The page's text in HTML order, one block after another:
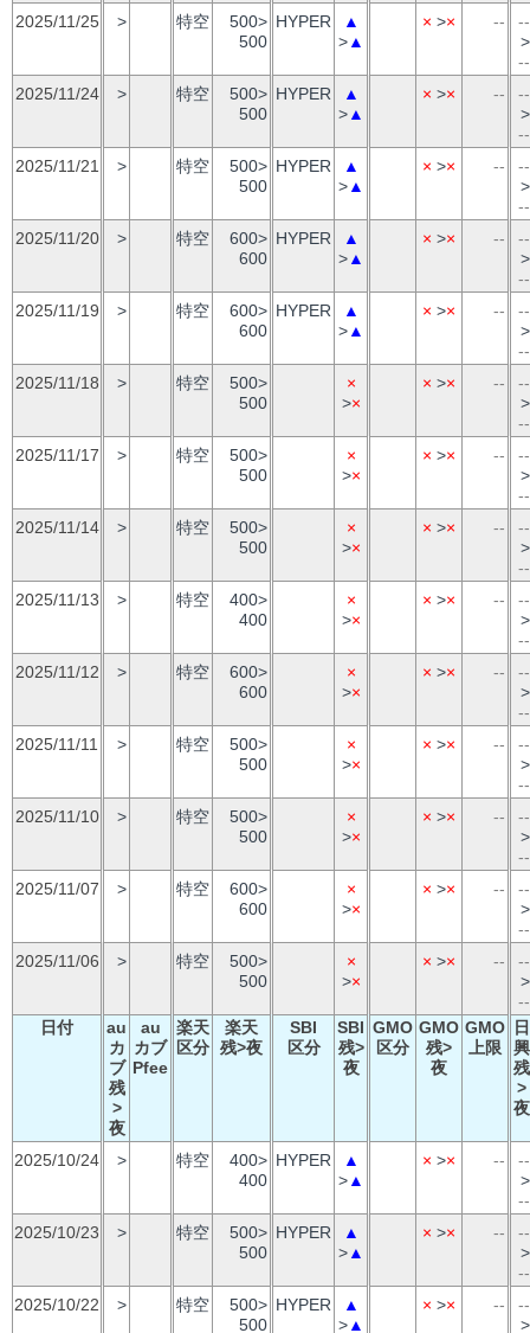
2025/11/25
> 特空
500>
500
HYPER
▲
>▲
× >× --
--
>
--
2025/11/24
> 特空
500>
500
HYPER
▲
>▲
× >× --
--
>
--
2025/11/21
> 特空
500>
500
HYPER
▲
>▲
× >× --
--
>
--
2025/11/20
> 特空
600>
600
HYPER
▲
>▲
× >× --
--
>
--
2025/11/19
> 特空
600>
600
HYPER
▲
>▲
× >× --
--
>
--
2025/11/18
> 特空
500>
500
×
>×
× >× --
--
>
--
2025/11/17
> 特空
500>
500
×
>×
× >× --
--
>
--
2025/11/14
> 特空
500>
500
×
>×
× >× --
--
>
--
2025/11/13
> 特空
400>
400
×
>×
× >× --
--
>
--
2025/11/12
> 特空
600>
600
×
>×
× >× --
--
>
--
2025/11/11
> 特空
500>
500
×
>×
× >× --
--
>
--
2025/11/10
> 特空
500>
500
×
>×
× >× --
--
>
--
2025/11/07
> 特空
600>
600
×
>×
× >× --
--
>
--
2025/11/06
> 特空
500>
500
×
>×
× >× --
--
>
--
日付
au
カ
ブ
残
>
夜
au
カブ
Pfee
楽天
区分
楽天
残>夜
SBI
区分
SBI
残>
夜
GMO
区分
GMO
残>
夜
GMO
上限
日
興
残
>
夜
2025/10/24 > 特空
400>
400
HYPER
▲
>▲
× >× --
--
>
--
2025/10/23
> 特空
500>
500
HYPER
▲
>▲
× >× --
--
>
--
2025/10/22
> 特空
500>
500
HYPER
▲
>▲
× >× --
--
>